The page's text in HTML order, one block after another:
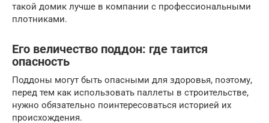
такой домик лучше в компании с профессиональными
плотниками.
Его величество поддон: где таится
опасность
Поддоны могут быть опасными для здоровья, поэтому,
перед тем как использовать паллеты в строительстве,
нужно обязательно поинтересоваться историей их
происхождения.